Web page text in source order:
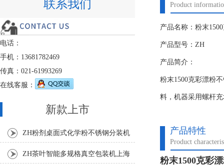
Product
产品名称：粉末
产品型号：ZH
产品简介：
粉末1500克彩漂粉
料，机器采用螺杆
产品特性
Product
粉末1500克彩
联系我们
电话：
手机：13681782469
传真：021-61993269
在线客服：
新款上市
ZH粉剂桌面式化学粉不锈钢分装机
ZH茶叶智能多规格真空包装机上海